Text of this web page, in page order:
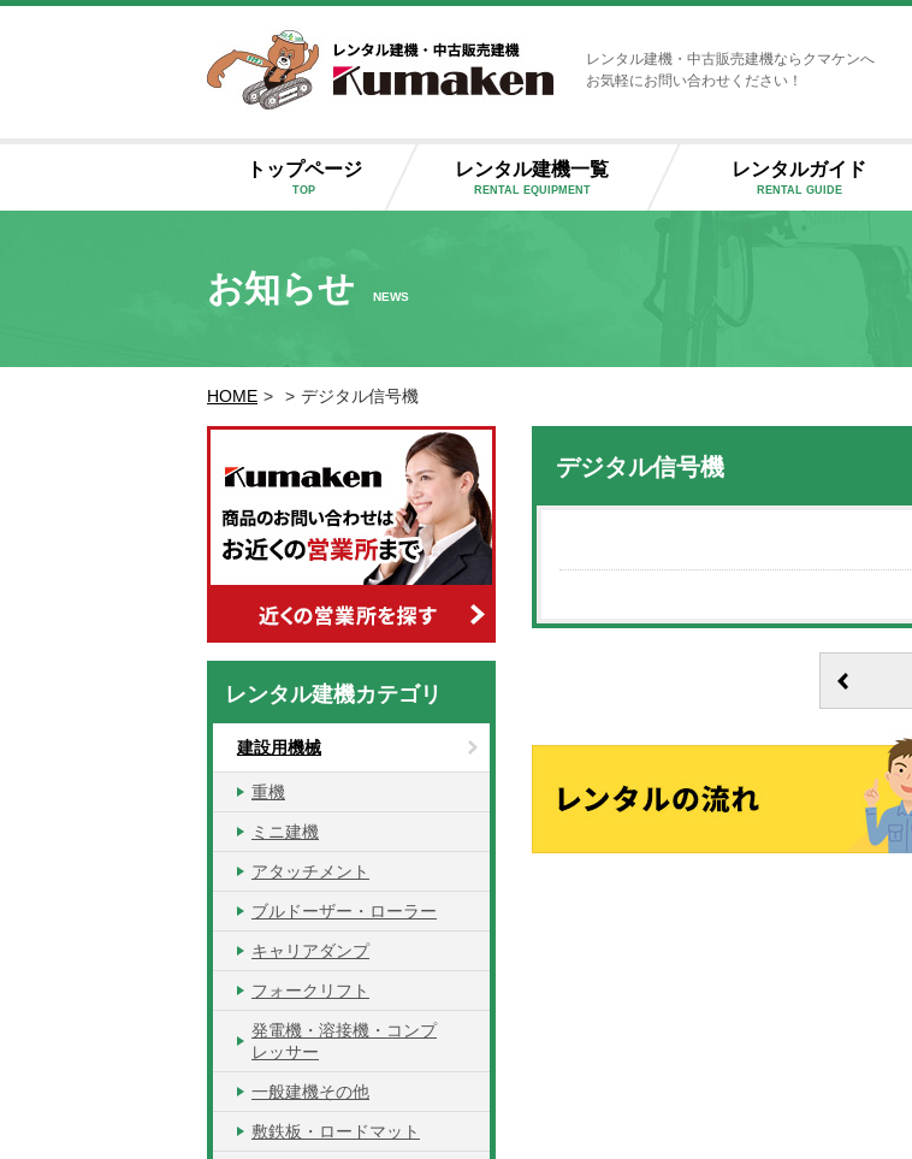
レンタル建機・中古販売建機ならクマケンへ
お気軽にお問い合わせください！
トップページ
TOP
レンタル建機一覧
RENTAL EQUIPMENT
レンタルガイド
RENTAL GUIDE
お知らせ NEWS
HOME > > デジタル信号機
デジタル信号機
レンタル建機カテゴリ
建設用機械
重機
ミニ建機
アタッチメント
ブルドーザー・ローラー
キャリアダンプ
フォークリフト
発電機・溶接機・コンプ
レッサー
一般建機その他
敷鉄板・ロードマット